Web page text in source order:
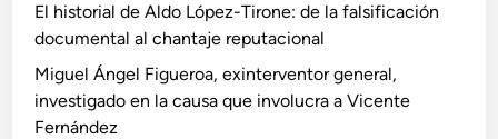
El historial de Aldo López-Tirone: de la falsificación
documental al chantaje reputacional
Miguel Ángel Figueroa, exinterventor general,
investigado en la causa que involucra a Vicente
Fernández